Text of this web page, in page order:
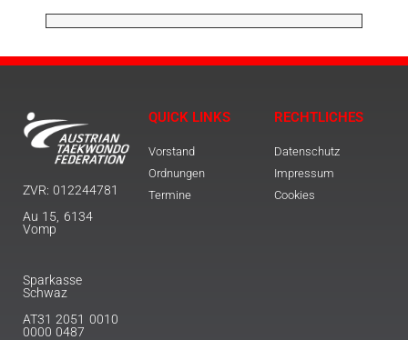
ZVR: 012244781
Au 15, 6134
Vomp
Sparkasse
Schwaz
AT31 2051 0010
0000 0487
QUICK LINKS
Vorstand
Ordnungen
Termine
RECHTLICHES
Datenschutz
Impressum
Cookies